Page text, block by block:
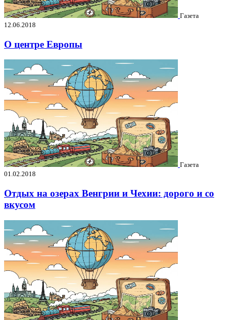
Газета
12.06.2018
О центре Европы
Газета
01.02.2018
Отдых на озерах Венгрии и Чехии: дорого и со
вкусом